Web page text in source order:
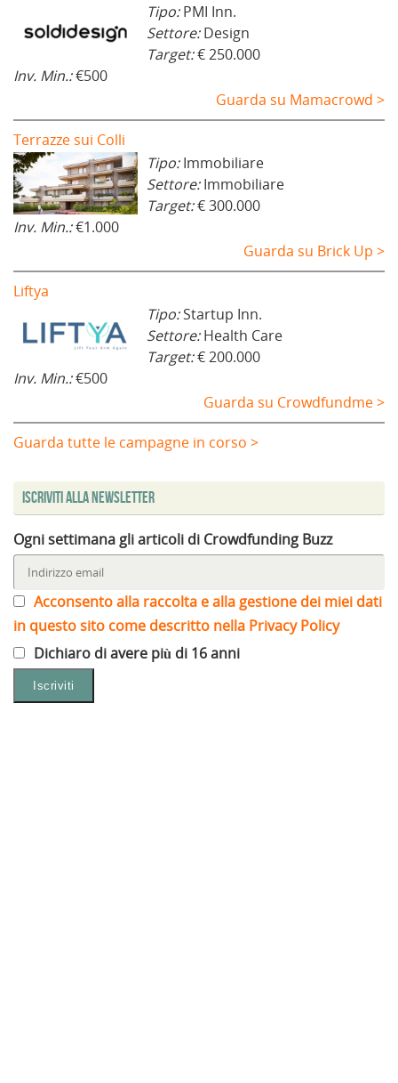
Tipo:PMI Inn.
Settore:Design
Target:€ 250.000
Inv. Min.:€500
Guarda su Mamacrowd >
Terrazze sui Colli
Tipo:Immobiliare
Settore:Immobiliare
Target:€ 300.000
Inv. Min.:€1.000
Guarda su Brick Up >
Liftya
Tipo:Startup Inn.
Settore:Health Care
Target:€ 200.000
Inv. Min.:€500
Guarda su Crowdfundme >
Guarda tutte le campagne in corso >
Iscriviti alla Newsletter
Ogni settimana gli articoli di Crowdfunding Buzz
Acconsento alla raccolta e alla gestione dei miei dati
in questo sito come descritto nella Privacy Policy
Dichiaro di avere più di 16 anni